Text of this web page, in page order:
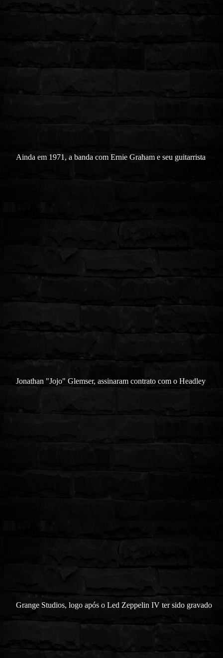
Ainda em 1971, a banda com Ernie Graham e seu guitarrista
Jonathan "Jojo" Glemser, assinaram contrato com o Headley
Grange Studios, logo após o Led Zeppelin IV ter sido gravado